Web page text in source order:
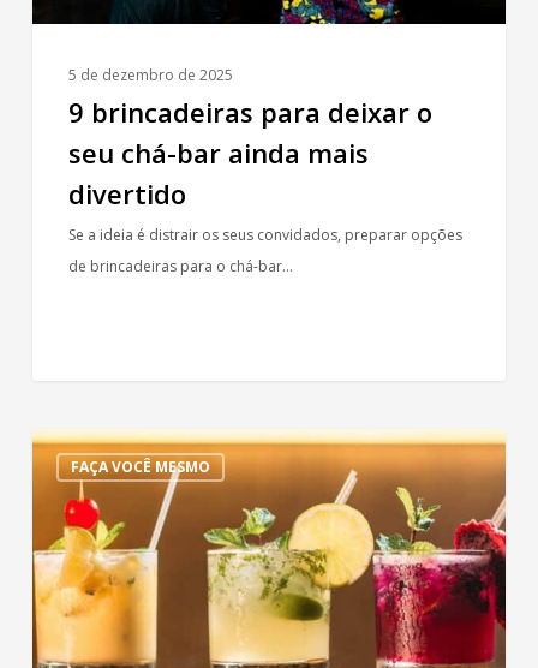
divertido
5 de dezembro de 2025
9 brincadeiras para deixar o
seu chá-bar ainda mais
divertido
Se a ideia é distrair os seus convidados, preparar opções
de brincadeiras para o chá-bar…
FAÇA VOCÊ MESMO
Cronograma
organização
seu
chá-
bar